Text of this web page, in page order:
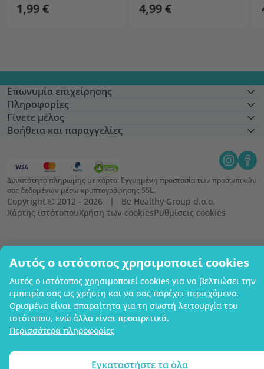
Αυτός ο ιστότοπος χρησιμοποιεί cookies
Αυτός ο ιστότοπος χρησιμοποιεί cookies για να βελτιώσει την
εμπειρία σας ως χρήστη και να σας παρέχει περιεχόμενο.
Ορισμένα είναι απαραίτητα για τη σωστή λειτουργία του
ιστότοπου, ενώ άλλα είναι προαιρετικά.
Περισσότερα πληροφορίες
Εγκαταστήστε τα όλα
1,99 € 4,99 €
Επωνυμία επιχείρησης
Πληροφορίες
Γίνετε μέλος
Βοήθεια και παραγγελίες
Δυνατότητα πληρωμής με κάρτα. Εγγυημένη προστασία των προσωπικών
σας δεδομένων μέσω κρυπτογράφησης SSL.
Copyright © 2012 - 2026   |   Be Healthy Group d.o.o.
Χάρτης ιστότοπουΧρήση των cookiesΡυθμίσεις cookies